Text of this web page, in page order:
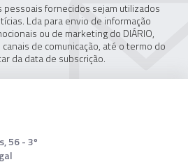
fornecidos sejam utilizados
Lda para envio de informação
ou de marketing do DIÁRIO,
de comunicação, até o termo do
da data de subscrição.
56 - 3º